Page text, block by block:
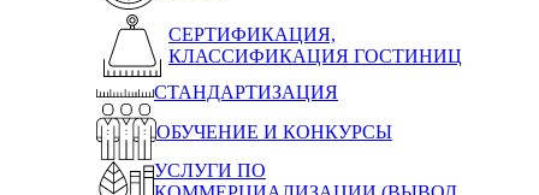
СЕРТИФИКАЦИЯ,
КЛАССИФИКАЦИЯ ГОСТИНИЦ
СТАНДАРТИЗАЦИЯ
ОБУЧЕНИЕ И КОНКУРСЫ
УСЛУГИ ПО